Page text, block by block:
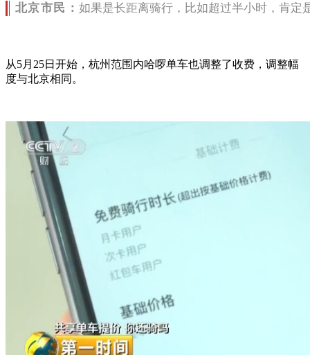
北京市民： 如果是长距离骑行，比如超过半小时，肯定
从5月25日开始，杭州范围内哈啰单车也调整了收费，调整幅
度与北京相同。